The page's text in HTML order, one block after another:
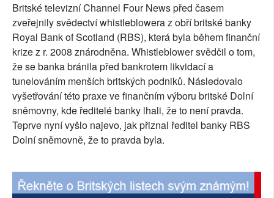
Britské televizní Channel Four News před časem
zveřejnily svědectví whistleblowera z obří britské banky
Royal Bank of Scotland (RBS), která byla během finanční
krize z r. 2008 znárodněna. Whistleblower svědčil o tom,
že se banka bránila před bankrotem likvidací a
tunelováním menších britských podniků. Následovalo
vyšetřování této praxe ve finančním výboru britské Dolní
sněmovny, kde ředitelé banky lhali, že to není pravda.
Teprve nyní vyšlo najevo, jak přiznal ředitel banky RBS
Dolní sněmovně, že to pravda byla.